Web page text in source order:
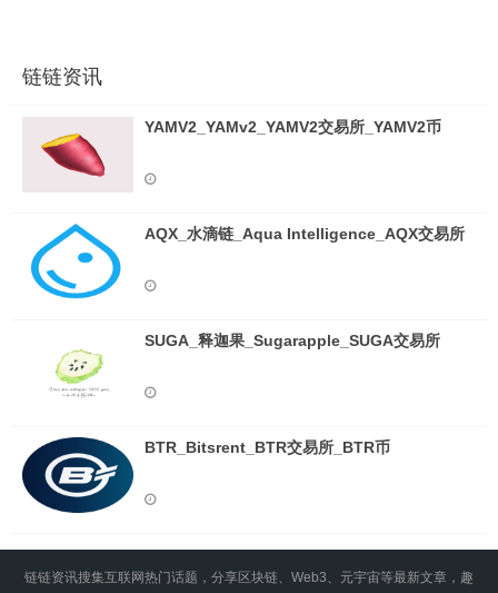
链链资讯
YAMV2_YAMv2_YAMV2交易所_YAMV2币
AQX_水滴链_Aqua Intelligence_AQX交易所
SUGA_释迦果_Sugarapple_SUGA交易所
BTR_Bitsrent_BTR交易所_BTR币
链链资讯搜集互联网热门话题，分享区块链、Web3、元宇宙等最新文章，趣